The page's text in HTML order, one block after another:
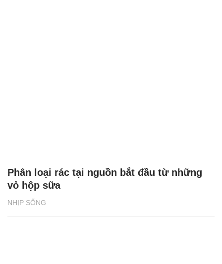
NHỊP SỐNG
Phân loại rác tại nguồn bắt đầu từ những
vỏ hộp sữa